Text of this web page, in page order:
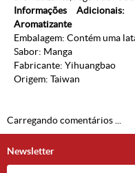
Informações
Aromatizante
Embalagem: Contém uma
Sabor: Manga
Fabricante: Yihuangbao
Origem: Taiwan
Carregando comentários ...
Newsletter